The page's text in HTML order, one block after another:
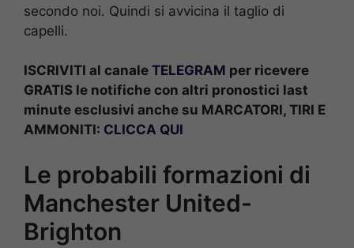
secondo noi. Quindi si avvicina il taglio di
capelli.
ISCRIVITI al canale TELEGRAM per ricevere
GRATIS le notifiche con altri pronostici last
minute esclusivi anche su MARCATORI, TIRI E
AMMONITI: CLICCA QUI
Le probabili formazioni di
Manchester United-
Brighton